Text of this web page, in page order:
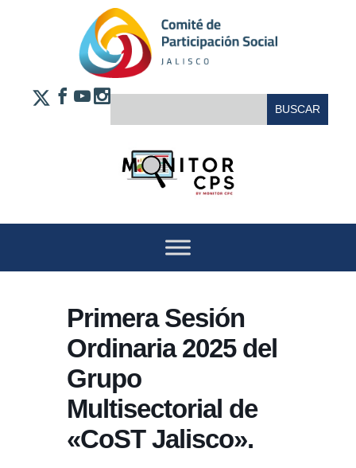
Primera Sesión
Ordinaria 2025 del
Grupo
Multisectorial de
«CoST Jalisco».